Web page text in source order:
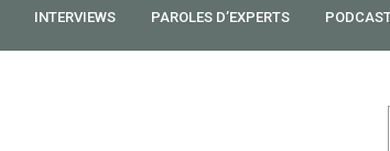
INTERVIEWS PAROLES D’EXPERTS